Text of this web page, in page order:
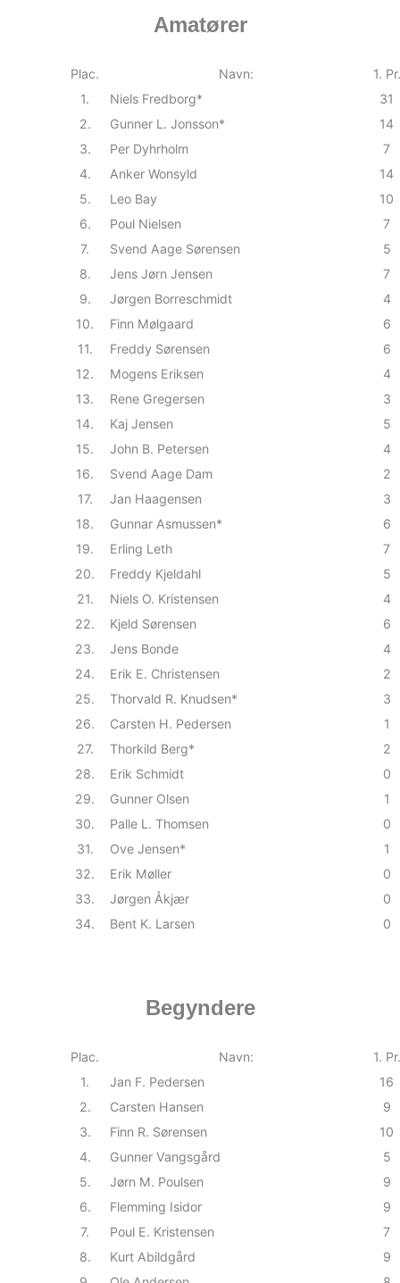
Amatører
Plac. Navn:
1. Pr.
1.
Niels Fredborg*
31
2.
Gunner L. Jonsson*
14
3.
Per Dyhrholm
7
4.
Anker Wonsyld
14
5.
Leo Bay
10
6.
Poul Nielsen
7
7.
Svend Aage Sørensen
5
8.
Jens Jørn Jensen
7
9.
Jørgen Borreschmidt
4
10.
Finn Mølgaard
6
11.
Freddy Sørensen
6
12.
Mogens Eriksen
4
13.
Rene Gregersen
3
14.
Kaj Jensen
5
15.
John B. Petersen
4
16.
Svend Aage Dam
2
17.
Jan Haagensen
3
18.
Gunnar Asmussen*
6
19.
Erling Leth
7
20.
Freddy Kjeldahl
5
21.
Niels O. Kristensen
4
22.
Kjeld Sørensen
6
23.
Jens Bonde
4
24.
Erik E. Christensen
2
25.
Thorvald R. Knudsen*
3
26.
Carsten H. Pedersen
1
27.
Thorkild Berg*
2
28.
Erik Schmidt
0
29.
Gunner Olsen
1
30.
Palle L. Thomsen
0
31.
Ove Jensen*
1
32.
Erik Møller
0
33.
Jørgen Åkjær
0
34.
Bent K. Larsen 0
Begyndere
Plac. Navn:
1. Pr.
1.
Jan F. Pedersen
16
2.
Carsten Hansen
9
3.
Finn R. Sørensen
10
4.
Gunner Vangsgård
5
5.
Jørn M. Poulsen
9
6.
Flemming Isidor
9
7.
Poul E. Kristensen
7
8.
Kurt Abildgård
9